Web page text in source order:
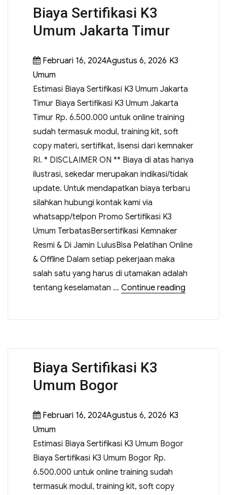
Biaya Sertifikasi K3
Umum Jakarta Timur
Februari 16, 2024Agustus 6, 2026 K3
Umum
Estimasi Biaya Sertifikasi K3 Umum Jakarta
Timur Biaya Sertifikasi K3 Umum Jakarta
Timur Rp. 6.500.000 untuk online training
sudah termasuk modul, training kit, soft
copy materi, sertifikat, lisensi dari kemnaker
RI. * DISCLAIMER ON ** Biaya di atas hanya
ilustrasi, sekedar merupakan indikasi/tidak
update. Untuk mendapatkan biaya terbaru
silahkan hubungi kontak kami via
whatsapp/telpon Promo Sertifikasi K3
Umum TerbatasBersertifikasi Kemnaker
Resmi & Di Jamin LulusBisa Pelatihan Online
& Offline Dalam setiap pekerjaan maka
salah satu yang harus di utamakan adalah
tentang keselamatan … Continue reading
Biaya Sertifikasi K3
Umum Bogor
Februari 16, 2024Agustus 6, 2026 K3
Umum
Estimasi Biaya Sertifikasi K3 Umum Bogor
Biaya Sertifikasi K3 Umum Bogor Rp.
6.500.000 untuk online training sudah
termasuk modul, training kit, soft copy